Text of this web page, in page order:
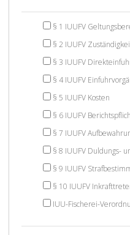
§ 1 IUUFV
§ 2 IUUFV
§ 3 IUUFV
§ 4 IUUFV
§ 5 IUUFV Kosten
§ 6 IUUFV
§ 7 IUUFV
§ 8 IUUFV Duldungs-
§ 9 IUUFV
§ 10 IUUFV
IUU-Fischerei-